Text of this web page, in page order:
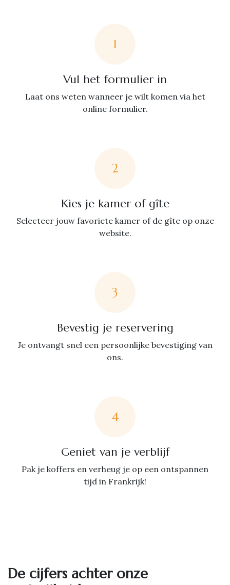
1
Vul het formulier in
Laat ons weten wanneer je wilt komen via het
online formulier.
2
Kies je kamer of gîte
Selecteer jouw favoriete kamer of de gîte op onze
website.
3
Bevestig je reservering
Je ontvangt snel een persoonlijke bevestiging van
ons.
4
Geniet van je verblijf
Pak je koffers en verheug je op een ontspannen
tijd in Frankrijk!
De cijfers achter onze